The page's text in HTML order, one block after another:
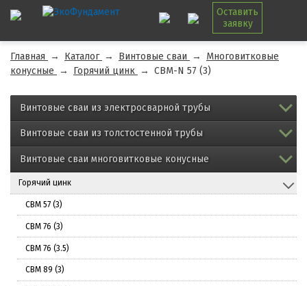
Оставить
заявку
Главная → Каталог → Винтовые сваи →
Многовитковые
конусные → Горячий цинк → СВМ-N 57 (3)
Винтовые сваи из электросварной трубы
Винтовые сваи из толстостенной трубы
Винтовые сваи многовитковые конусные
Горячий цинк
СВМ 57 (3)
СВМ 76 (3)
СВМ 76 (3.5)
СВМ 89 (3)